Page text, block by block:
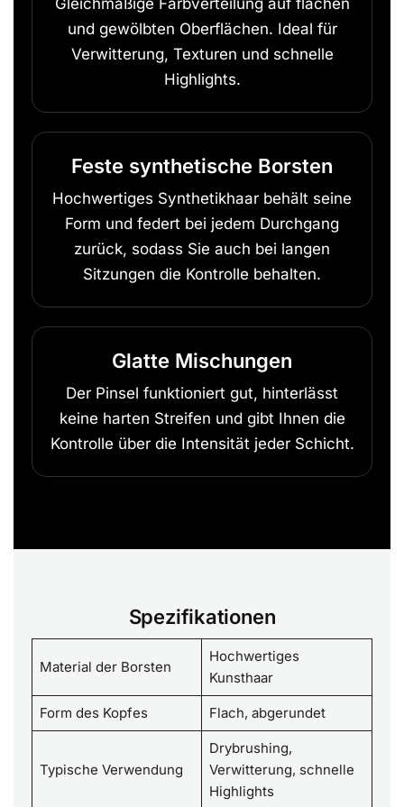
Gleichmäßige Farbverteilung auf flachen
und gewölbten Oberflächen. Ideal für
Verwitterung, Texturen und schnelle
Highlights.
Feste synthetische Borsten
Hochwertiges Synthetikhaar behält seine
Form und federt bei jedem Durchgang
zurück, sodass Sie auch bei langen
Sitzungen die Kontrolle behalten.
Glatte Mischungen
Der Pinsel funktioniert gut, hinterlässt
keine harten Streifen und gibt Ihnen die
Kontrolle über die Intensität jeder Schicht.
Spezifikationen
Material der Borsten
Hochwertiges
Kunsthaar
Form des Kopfes Flach, abgerundet
Typische Verwendung
Drybrushing,
Verwitterung, schnelle
Highlights